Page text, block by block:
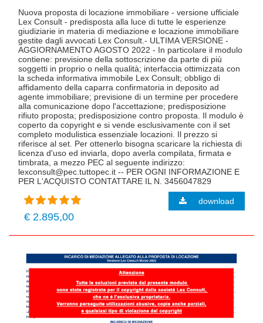
Nuova proposta di locazione immobiliare - versione ufficiale
Lex Consult - predisposta alla luce di tutte le esperienze
giudiziarie in materia di mediazione e locazione immobiliare
gestite dagli avvocati Lex Consult.- ULTIMA VERSIONE -
AGGIORNAMENTO AGOSTO 2022 - In particolare il modulo
contiene: previsione della sottoscrizione da parte di più
soggetti in proprio o nella qualità; interfaccia ottimizzata con
la scheda informativa immobile Lex Consult; obbligo di
affidamento della caparra confirmatoria in deposito ad
agente immobiliare; previsione di un termine per procedere
alla comunicazione dopo l'accettazione; predisposizione
rifiuto proposta; predisposizione contro proposta. Il modulo è
coperto da copyright e si vende esclusivamente con il set
completo modulistica essenziale locazioni. Il prezzo si
riferisce al set. Per ottenerlo bisogna scaricare la richiesta di
licenza d'uso ed inviarla, dopo averla compilata, firmata e
timbrata, a mezzo PEC al seguente indirizzo:
lexconsult@pec.tuttopec.it -- PER OGNI INFORMAZIONE E
PER L'ACQUISTO CONTATTARE IL N. 3456047829
€ 2.895,00
download